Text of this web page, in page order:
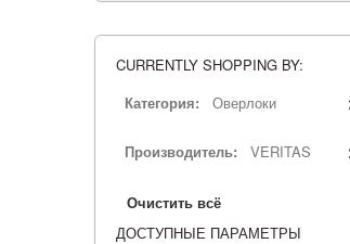
CURRENTLY SHOPPING BY:
Категория:
Оверлоки
Производитель: VERITAS
Очистить всё
ДОСТУПНЫЕ ПАРАМЕТРЫ